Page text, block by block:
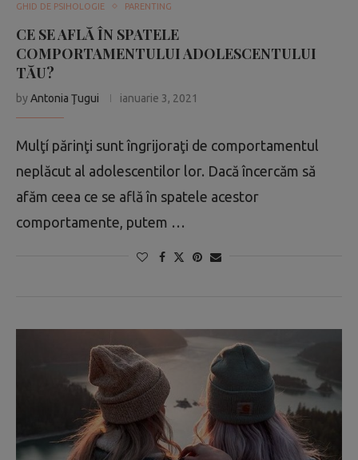
GHID DE PSIHOLOGIE
PARENTING
CE SE AFLĂ ÎN SPATELE
COMPORTAMENTULUI ADOLESCENTULUI
TĂU?
byAntonia Ţugui ianuarie 3, 2021
Mulţí părinţi sunt îngrijoraţi de comportamentul
neplăcut al adolescentilor lor. Dacă încercăm să
afăm ceea ce se află în spatele acestor
comportamente, putem …